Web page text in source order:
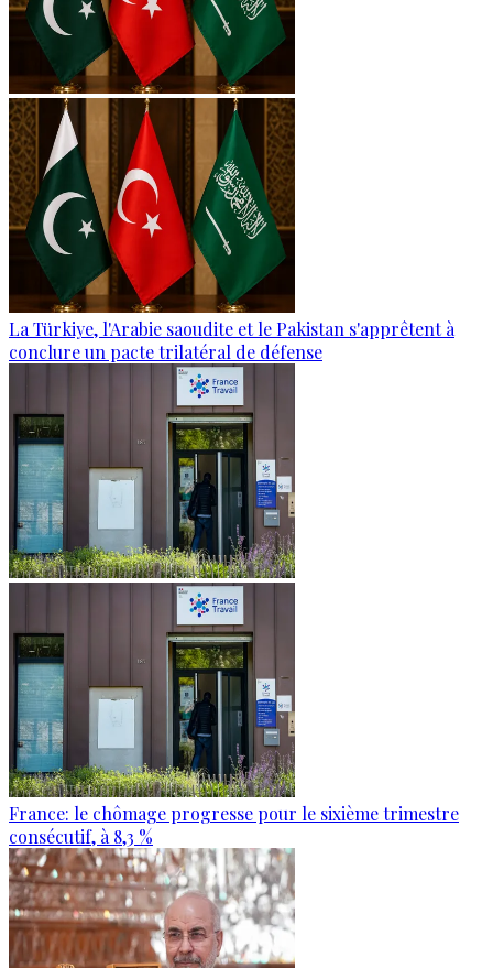
La Türkiye, l'Arabie saoudite et le Pakistan s'apprêtent à
conclure un pacte trilatéral de défense
France: le chômage progresse pour le sixième trimestre
consécutif, à 8,3 %